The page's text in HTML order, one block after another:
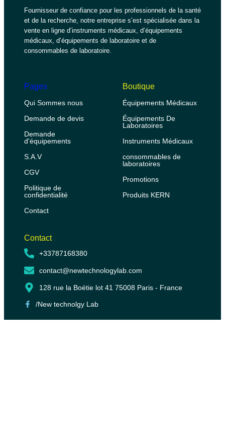
Fournisseur de confiance pour les professionnels de la santé
et de la recherche, notre entreprise s’est spécialisée dans la
vente en ligne d’instruments médicaux, d’équipements
médicaux, d’équipements de laboratoire et de
consommables de laboratoire.
Pages
Qui Sommes nous
Demande de devis
Demande
d'équipements
S.A.V
CGV
Politique de
confidentialité
Contact
Boutique
Équipements Médicaux
Équipements De
Laboratoires
Instruments Médicaux
consommables de
laboratoires
Promotions
Produits KERN
Contact
+33787168380
contact@newtechnologylab.com
128 rue la Boétie lot 41 75008 Paris - France
/New technolgy Lab